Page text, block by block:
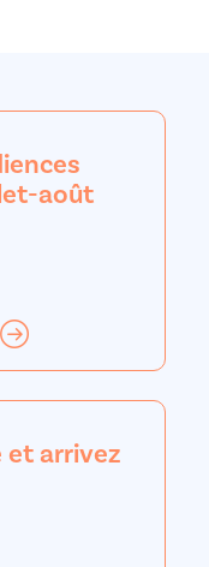
août
arrivez